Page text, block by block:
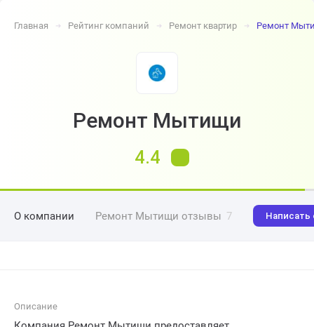
Главная ➔ Рейтинг компаний ➔ Ремонт квартир ➔ Ремонт
Ремонт Мытищи
4.4
О компании Ремонт Мытищи отзывы 7 Написать
Описание